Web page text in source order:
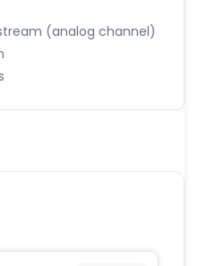
(analog channel)